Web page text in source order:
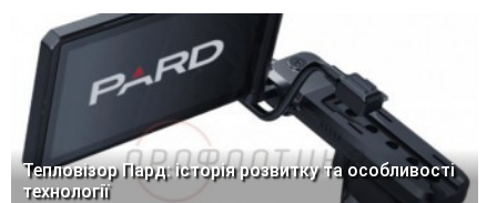
Тепловізор Пард: історія розвитку та особливості
технології